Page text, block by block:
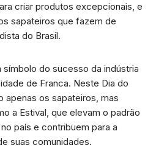
criar produtos excepcionais, e
sapateiros que fazem de
do Brasil.
símbolo do sucesso da indústria
de Franca. Neste Dia do
apenas os sapateiros, mas
a Estival, que elevam o padrão
país e contribuem para a
suas comunidades.